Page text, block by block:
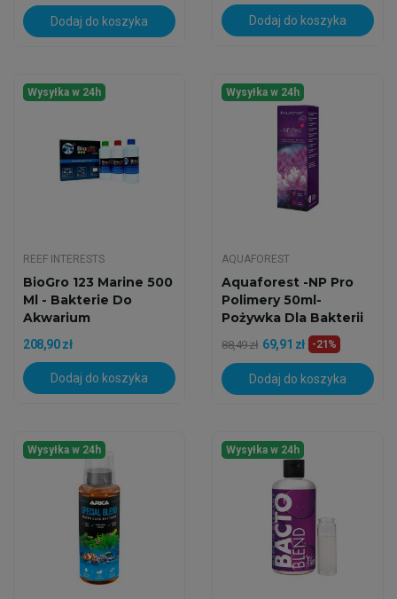
Dodaj do koszyka Dodaj do koszyka
Wysyłka w 24h
REEF INTERESTS
BioGro 123 Marine 500
Ml - Bakterie Do
Akwarium
208,90 zł
Dodaj do koszyka
Wysyłka w 24h
AQUAFOREST
Aquaforest -NP Pro
Polimery 50ml-
Pożywka Dla Bakterii
88,49 zł 69,91 zł -21%
Dodaj do koszyka
Wysyłka w 24h Wysyłka w 24h